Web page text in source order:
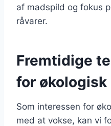
af madspild og fokus
råvarer.
Fremtidige
for økologisk
Som interessen for
med at vokse, kan vi